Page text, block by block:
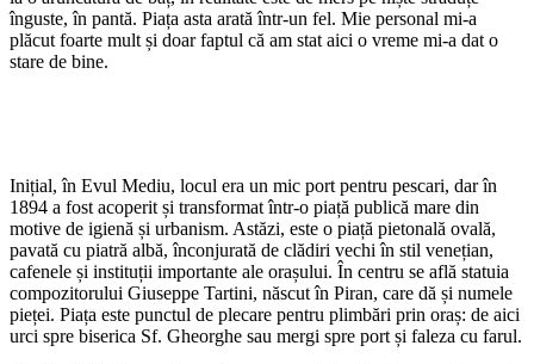
înguste, în pantă. Piața asta arată într-un fel. Mie personal mi-a
plăcut foarte mult și doar faptul că am stat aici o vreme mi-a dat o
stare de bine.
Inițial, în Evul Mediu, locul era un mic port pentru pescari, dar în
1894 a fost acoperit și transformat într-o piață publică mare din
motive de igienă și urbanism. Astăzi, este o piață pietonală ovală,
pavată cu piatră albă, înconjurată de clădiri vechi în stil venețian,
cafenele și instituții importante ale orașului. În centru se află statuia
compozitorului Giuseppe Tartini, născut în Piran, care dă și numele
pieței. Piața este punctul de plecare pentru plimbări prin oraș: de aici
urci spre biserica Sf. Gheorghe sau mergi spre port și faleza cu farul.